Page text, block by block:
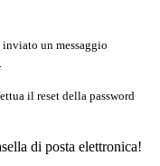
inviato un messaggio
il reset della password
di posta elettronica!